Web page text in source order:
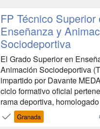
en las áreas de control de
atención al cliente o gestión
FP Técnico Superior
Enseñanza y
Sociodeportiva
El Grado Superior en
Animación Sociodeportiva
impartido por Davante
ciclo formativo oficial
rama deportiva,
Ministerio de Educación y
en todo el territorio nacional.
Granada